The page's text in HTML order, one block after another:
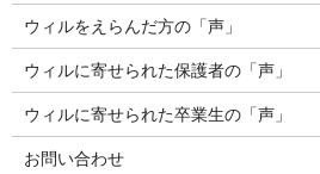
ウィルをえらんだ方の「声」
ウィルに寄せられた保護者の「声」
ウィルに寄せられた卒業生の「声」
お問い合わせ